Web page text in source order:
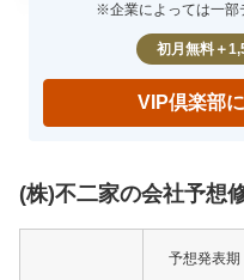
0000年0月期 000
※企業によっては一部
初月無料＋
VIP倶楽部
(株)不二家の会社予想
予想発表期